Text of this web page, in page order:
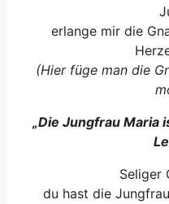
erlange mir die
(Hier füge man die
„Die Jungfrau Maria
Seliger
du hast die